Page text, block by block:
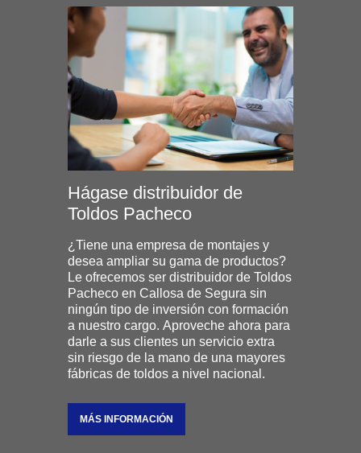
Hágase distribuidor de
Toldos Pacheco
¿Tiene una empresa de montajes y
desea ampliar su gama de productos?
Le ofrecemos ser distribuidor de Toldos
Pacheco en Callosa de Segura sin
ningún tipo de inversión con formación
a nuestro cargo. Aproveche ahora para
darle a sus clientes un servicio extra
sin riesgo de la mano de una mayores
fábricas de toldos a nivel nacional.
MÁS INFORMACIÓN